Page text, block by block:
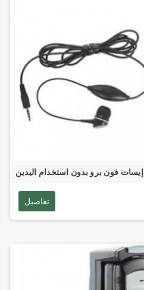
فون برو بدون استخدام اليدين
تفاصيل